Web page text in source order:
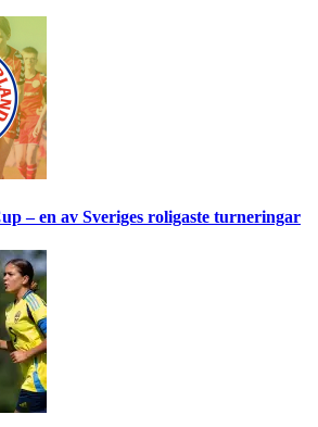
– en av Sveriges roligaste turneringar